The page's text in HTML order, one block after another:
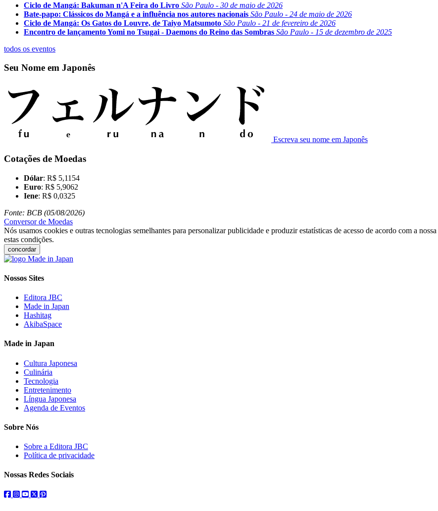
Ciclo de Mangá: Bakuman n'A Feira do Livro São Paulo - 30 de maio de 2026
Bate-papo: Clássicos do Mangá e a influência nos autores nacionais São Paulo - 24 de maio de 2026
Ciclo de Mangá: Os Gatos do Louvre, de Taiyo Matsumoto São Paulo - 21 de fevereiro de 2026
Encontro de lançamento Yomi no Tsugai - Daemons do Reino das Sombras São Paulo - 15 de dezembro de 2025
todos os eventos
Seu Nome em Japonês
Escreva seu nome em Japonês
Cotações de Moedas
Dólar: R$ 5,1154
Euro: R$ 5,9062
Iene: R$ 0,0325
Fonte: BCB (05/08/2026)
Conversor de Moedas
Nós usamos cookies e outras tecnologias semelhantes para personalizar publicidade e produzir estatísticas de acesso de acordo com a nossa
estas condições.
concordar
Nossos Sites
Editora JBC
Made in Japan
Hashitag
AkibaSpace
Made in Japan
Cultura Japonesa
Culinária
Tecnologia
Entretenimento
Língua Japonesa
Agenda de Eventos
Sobre Nós
Sobre a Editora JBC
Política de privacidade
Nossas Redes Sociais
facebook
instagram
youtube
twitterpinterest